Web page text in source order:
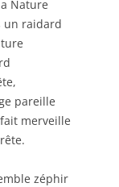
Nature
un raidard
pareille
merveille
zéphir